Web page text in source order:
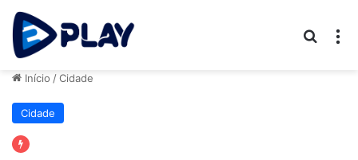
Início /Cidade
Cidade